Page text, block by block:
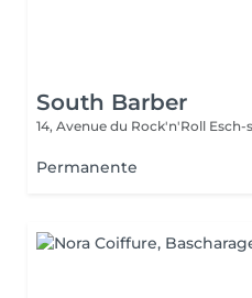
South Barber
14, Avenue du Rock'n'Roll Esch-
Permanente